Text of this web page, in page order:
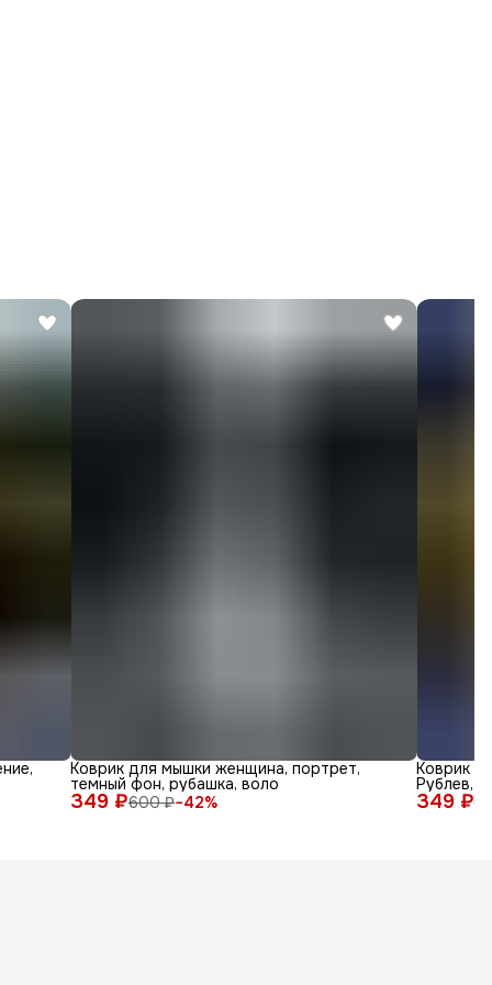
349 ₽600 ₽−42%
Коврик для мышки женщина, портрет,
темный фон, рубашка, воло
349 ₽
Коврик
Рублев,